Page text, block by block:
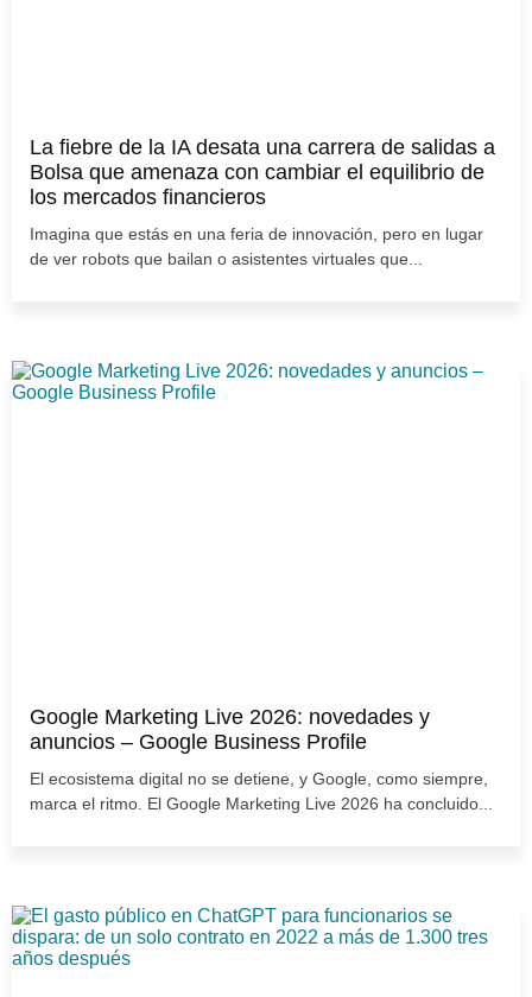
La fiebre de la IA desata una carrera de salidas a
Bolsa que amenaza con cambiar el equilibrio de
los mercados financieros
Imagina que estás en una feria de innovación, pero en lugar
de ver robots que bailan o asistentes virtuales que...
Google Marketing Live 2026: novedades y
anuncios – Google Business Profile
El ecosistema digital no se detiene, y Google, como siempre,
marca el ritmo. El Google Marketing Live 2026 ha concluido...